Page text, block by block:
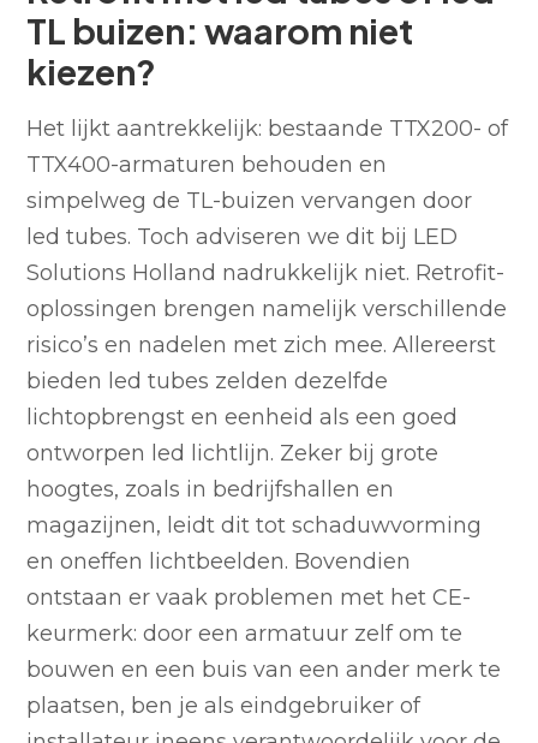
TL buizen: waarom niet
kiezen?
Het lijkt aantrekkelijk: bestaande TTX200- of
TTX400-armaturen behouden en
simpelweg de TL-buizen vervangen door
led tubes. Toch adviseren we dit bij LED
Solutions Holland nadrukkelijk niet. Retrofit-
oplossingen brengen namelijk verschillende
risico’s en nadelen met zich mee. Allereerst
bieden led tubes zelden dezelfde
lichtopbrengst en eenheid als een goed
ontworpen led lichtlijn. Zeker bij grote
hoogtes, zoals in bedrijfshallen en
magazijnen, leidt dit tot schaduwvorming
en oneffen lichtbeelden. Bovendien
ontstaan er vaak problemen met het CE-
keurmerk: door een armatuur zelf om te
bouwen en een buis van een ander merk te
plaatsen, ben je als eindgebruiker of